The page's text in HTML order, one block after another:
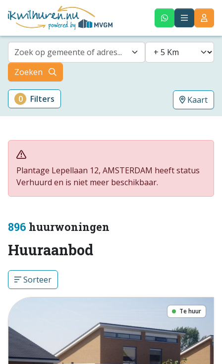
Zoek op gemeente of adres...
Zoeken
0 Filters Kaart
Plantage Lepellaan 12, AMSTERDAM heeft status
Verhuurd en is niet meer beschikbaar.
896 huurwoningen
Huuraanbod
Sorteer
Te huur